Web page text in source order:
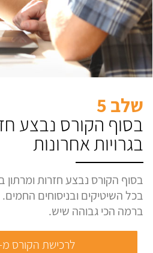
שלב 5
בסוף הקורס נבצע
בגרויות אחרונות
בסוף הקורס נבצע חזרות ומרתון
בכל השיטיקים ובניסוחים החמים.
ברמה הכי גבוהה שיש.
לרכישת הקורס מ- 249